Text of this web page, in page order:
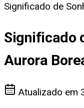
Significado de
Significado
Aurora
Atualizado em